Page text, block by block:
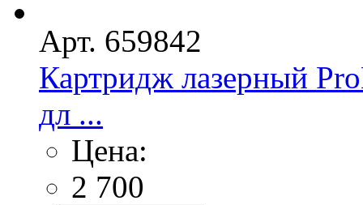
Арт. 659842
Картридж лазерный
дл ...
Цена:
2 700